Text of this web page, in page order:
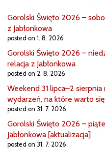
Gorolski Święto 2026 –
z Jabłonkowa
posted on 1. 8. 2026
Gorolski Święto 2026 –
relacja z Jabłonkowa
posted on 2. 8. 2026
Weekend 31 lipca–2 sierpnia
wydarzeń, na które warto
posted on 31. 7. 2026
Gorolski Święto 2026 –
Jabłonkowa [aktualizacja]
posted on 31. 7. 2026